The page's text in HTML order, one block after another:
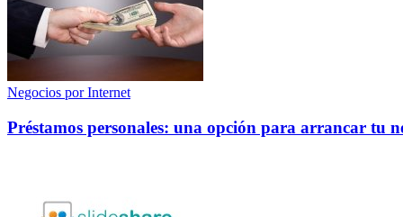
Negocios por Internet
Préstamos personales: una opción para arrancar tu